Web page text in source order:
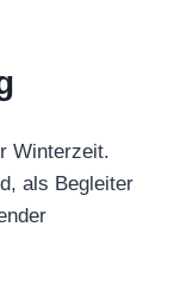
Winterzeit.
als Begleiter